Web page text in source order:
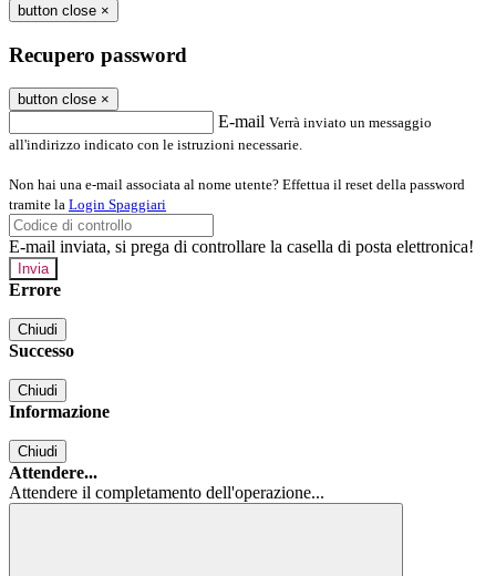
button close ×
Recupero password
button close ×
E-mail Verrà inviato un messaggio
all'indirizzo indicato con le istruzioni necessarie.
Non hai una e-mail associata al nome utente? Effettua il reset della password
tramite la Login Spaggiari
E-mail inviata, si prega di controllare la casella di posta elettronica!
Errore
Chiudi
Successo
Chiudi
Informazione
Chiudi
Attendere...
Attendere il completamento dell'operazione...